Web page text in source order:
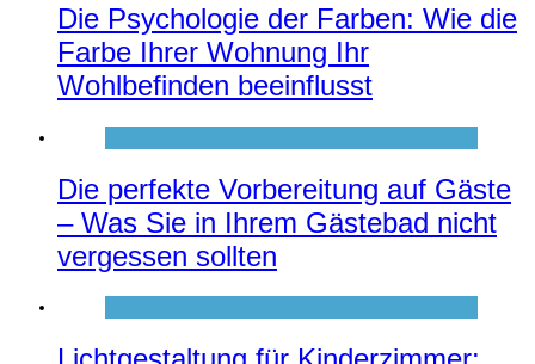
Die Psychologie der Farben: Wie die
Farbe Ihrer Wohnung Ihr
Wohlbefinden beeinflusst
Die perfekte Vorbereitung auf Gäste
– Was Sie in Ihrem Gästebad nicht
vergessen sollten